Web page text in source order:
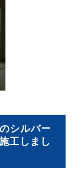
シルバー
工しまし